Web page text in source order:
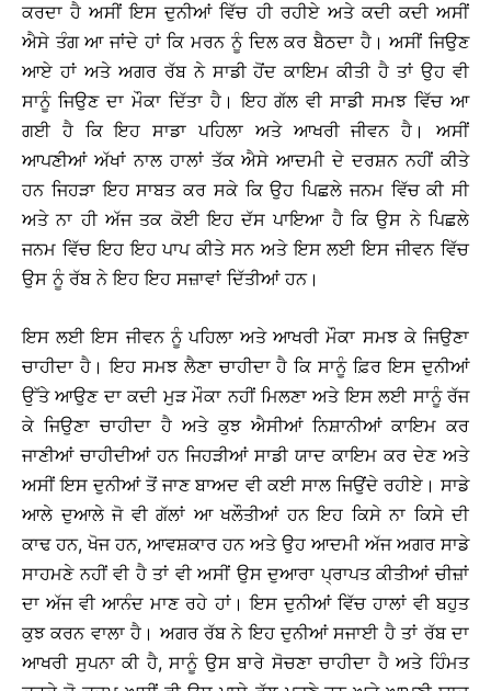
ਕਰਦਾ ਹੈ ਅਸੀਂ ਇਸ ਦੁਨੀਆਂ ਵਿੱਚ ਹੀ ਰਹੀਏ ਅਤੇ ਕਦੀ ਕਦੀ ਅਸੀਂ
ਐਸੇ ਤੰਗ ਆ ਜਾਂਦੇ ਹਾਂ ਕਿ ਮਰਨ ਨੂੰ ਦਿਲ ਕਰ ਬੈਠਦਾ ਹੈ। ਅਸੀਂ ਜਿਉਣ
ਆਏ ਹਾਂ ਅਤੇ ਅਗਰ ਰੱਬ ਨੇ ਸਾਡੀ ਹੋਂਦ ਕਾਇਮ ਕੀਤੀ ਹੈ ਤਾਂ ਉਹ ਵੀ
ਸਾਨੂੰ ਜਿਉਣ ਦਾ ਮੌਕਾ ਦਿੱਤਾ ਹੈ। ਇਹ ਗੱਲ ਵੀ ਸਾਡੀ ਸਮਝ ਵਿੱਚ ਆ
ਗਈ ਹੈ ਕਿ ਇਹ ਸਾਡਾ ਪਹਿਲਾ ਅਤੇ ਆਖਰੀ ਜੀਵਨ ਹੈ। ਅਸੀਂ
ਆਪਣੀਆਂ ਅੱਖਾਂ ਨਾਲ ਹਾਲਾਂ ਤੱਕ ਐਸੇ ਆਦਮੀ ਦੇ ਦਰਸ਼ਨ ਨਹੀਂ ਕੀਤੇ
ਹਨ ਜਿਹੜਾ ਇਹ ਸਾਬਤ ਕਰ ਸਕੇ ਕਿ ਉਹ ਪਿਛਲੇ ਜਨਮ ਵਿੱਚ ਕੀ ਸੀ
ਅਤੇ ਨਾ ਹੀ ਅੱਜ ਤਕ ਕੋਈ ਇਹ ਦੱਸ ਪਾਇਆ ਹੈ ਕਿ ਉਸ ਨੇ ਪਿਛਲੇ
ਜਨਮ ਵਿੱਚ ਇਹ ਇਹ ਪਾਪ ਕੀਤੇ ਸਨ ਅਤੇ ਇਸ ਲਈ ਇਸ ਜੀਵਨ ਵਿੱਚ
ਉਸ ਨੂੰ ਰੱਬ ਨੇ ਇਹ ਇਹ ਸਜ਼ਾਵਾਂ ਦਿੱਤੀਆਂ ਹਨ।
ਇਸ ਲਈ ਇਸ ਜੀਵਨ ਨੂੰ ਪਹਿਲਾ ਅਤੇ ਆਖਰੀ ਮੌਕਾ ਸਮਝ ਕੇ ਜਿਉਣਾ
ਚਾਹੀਦਾ ਹੈ। ਇਹ ਸਮਝ ਲੈਣਾ ਚਾਹੀਦਾ ਹੈ ਕਿ ਸਾਨੂੰ ਫ਼ਿਰ ਇਸ ਦੁਨੀਆਂ
ਉੱਤੇ ਆਉਣ ਦਾ ਕਦੀ ਮੁੜ ਮੌਕਾ ਨਹੀਂ ਮਿਲਣਾ ਅਤੇ ਇਸ ਲਈ ਸਾਨੂੰ ਰੱਜ
ਕੇ ਜਿਉਣਾ ਚਾਹੀਦਾ ਹੈ ਅਤੇ ਕੁਝ ਐਸੀਆਂ ਨਿਸ਼ਾਨੀਆਂ ਕਾਇਮ ਕਰ
ਜਾਣੀਆਂ ਚਾਹੀਦੀਆਂ ਹਨ ਜਿਹੜੀਆਂ ਸਾਡੀ ਯਾਦ ਕਾਇਮ ਕਰ ਦੇਣ ਅਤੇ
ਅਸੀਂ ਇਸ ਦੁਨੀਆਂ ਤੋਂ ਜਾਣ ਬਾਅਦ ਵੀ ਕਈ ਸਾਲ ਜਿਉਂਦੇ ਰਹੀਏ। ਸਾਡੇ
ਆਲੇ ਦੁਆਲੇ ਜੋ ਵੀ ਗੱਲਾਂ ਆ ਖਲੌਤੀਆਂ ਹਨ ਇਹ ਕਿਸੇ ਨਾ ਕਿਸੇ ਦੀ
ਕਾਢ ਹਨ, ਖੋਜ ਹਨ, ਆਵਸ਼ਕਾਰ ਹਨ ਅਤੇ ਉਹ ਆਦਮੀ ਅੱਜ ਅਗਰ ਸਾਡੇ
ਸਾਹਮਣੇ ਨਹੀਂ ਵੀ ਹੈ ਤਾਂ ਵੀ ਅਸੀਂ ਉਸ ਦੁਆਰਾ ਪ੍ਰਾਪਤ ਕੀਤੀਆਂ ਚੀਜ਼ਾਂ
ਦਾ ਅੱਜ ਵੀ ਆਨੰਦ ਮਾਣ ਰਹੇ ਹਾਂ। ਇਸ ਦੁਨੀਆਂ ਵਿੱਚ ਹਾਲਾਂ ਵੀ ਬਹੁਤ
ਕੁਝ ਕਰਨ ਵਾਲਾ ਹੈ। ਅਗਰ ਰੱਬ ਨੇ ਇਹ ਦੁਨੀਆਂ ਸਜਾਈ ਹੈ ਤਾਂ ਰੱਬ ਦਾ
ਆਖਰੀ ਸੁਪਨਾ ਕੀ ਹੈ, ਸਾਨੂੰ ਉਸ ਬਾਰੇ ਸੋਚਣਾ ਚਾਹੀਦਾ ਹੈ ਅਤੇ ਹਿੰਮਤ